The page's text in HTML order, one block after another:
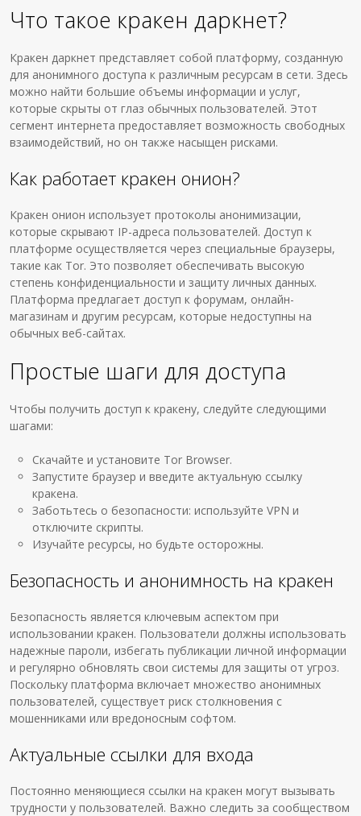
Что такое кракен даркнет?
Кракен даркнет представляет собой платформу, созданную
для анонимного доступа к различным ресурсам в сети. Здесь
можно найти большие объемы информации и услуг,
которые скрыты от глаз обычных пользователей. Этот
сегмент интернета предоставляет возможность свободных
взаимодействий, но он также насыщен рисками.
Как работает кракен онион?
Кракен онион использует протоколы анонимизации,
которые скрывают IP-адреса пользователей. Доступ к
платформе осуществляется через специальные браузеры,
такие как Tor. Это позволяет обеспечивать высокую
степень конфиденциальности и защиту личных данных.
Платформа предлагает доступ к форумам, онлайн-
магазинам и другим ресурсам, которые недоступны на
обычных веб-сайтах.
Простые шаги для доступа
Чтобы получить доступ к кракену, следуйте следующими
шагами:
Скачайте и установите Tor Browser.
Запустите браузер и введите актуальную ссылку
кракена.
Заботьтесь о безопасности: используйте VPN и
отключите скрипты.
Изучайте ресурсы, но будьте осторожны.
Безопасность и анонимность на кракен
Безопасность является ключевым аспектом при
использовании кракен. Пользователи должны использовать
надежные пароли, избегать публикации личной информации
и регулярно обновлять свои системы для защиты от угроз.
Поскольку платформа включает множество анонимных
пользователей, существует риск столкновения с
мошенниками или вредоносным софтом.
Актуальные ссылки для входа
Постоянно меняющиеся ссылки на кракен могут вызывать
трудности у пользователей. Важно следить за сообществом